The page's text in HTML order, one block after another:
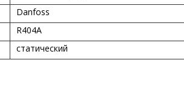
Danfoss
R404А
статический